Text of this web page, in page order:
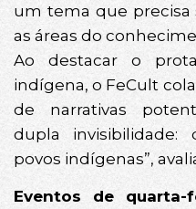
um tema que precisa
as áreas do
Ao destacar o
indígena, o FeCult
de narrativas
dupla
povos indígenas”,
Eventos de